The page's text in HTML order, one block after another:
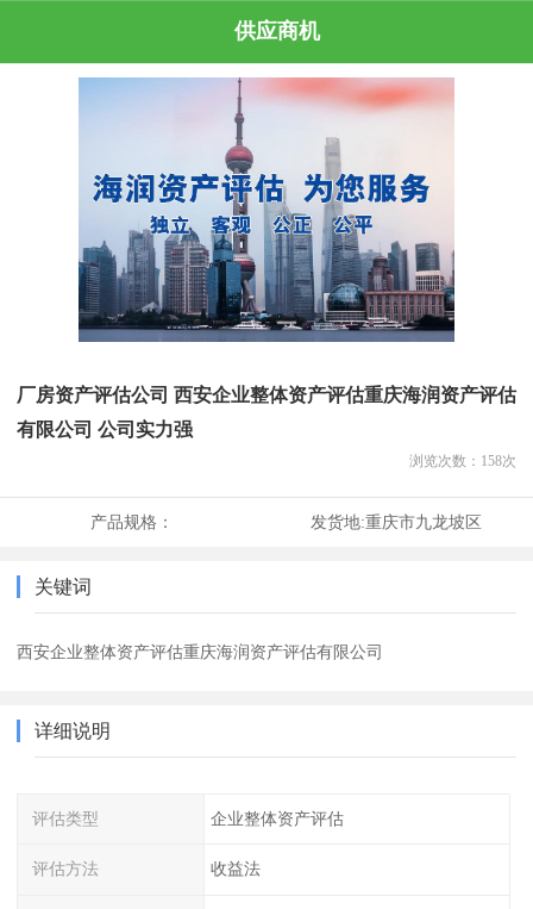
供应商机
厂房资产评估公司 西安企业整体资产评估重庆海润资产评估
有限公司 公司实力强
浏览次数： 158次
产品规格： 发货地:重庆市九龙坡区
关键词
西安企业整体资产评估重庆海润资产评估有限公司
详细说明
评估类型 企业整体资产评估
评估方法 收益法